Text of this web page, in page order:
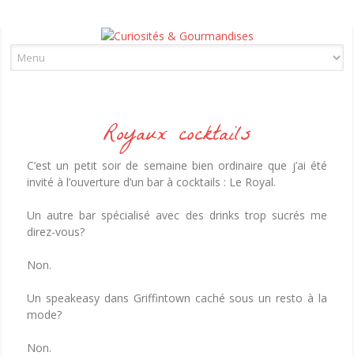
Royaux cocktails
C’est un petit soir de semaine bien ordinaire que j’ai été
invité à l’ouverture d’un bar à cocktails : Le Royal.
Un autre bar spécialisé avec des drinks trop sucrés me
direz-vous?
Non.
Un speakeasy dans Griffintown caché sous un resto à la
mode?
Non.